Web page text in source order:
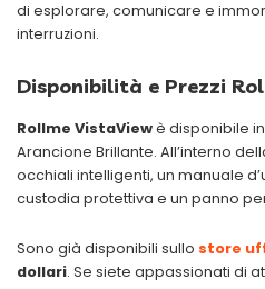
di esplorare, comunicare e
interruzioni.
Disponibilità e Prezzi
Rollme VistaViewè disponibile
Arancione Brillante. All’interno
occhiali intelligenti, un manuale
custodia protettiva e un panno
Sono già disponibili sullo store
dollari. Se siete appassionati di